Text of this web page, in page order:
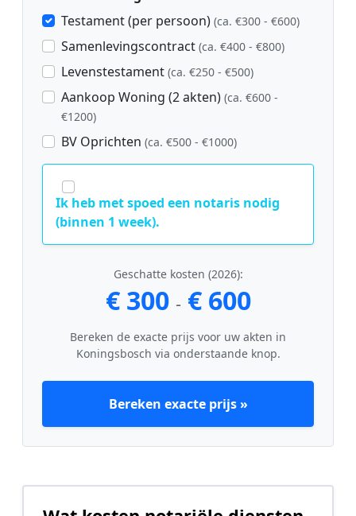
Testament (per persoon) (ca. €300 - €600)
Samenlevingscontract (ca. €400 - €800)
Levenstestament (ca. €250 - €500)
Aankoop Woning (2 akten) (ca. €600 -
€1200)
BV Oprichten (ca. €500 - €1000)
Ik heb met spoed een notaris nodig
(binnen 1 week).
Geschatte kosten (2026):
€ 300 - € 600
Bereken de exacte prijs voor uw akten in
Koningsbosch via onderstaande knop.
Bereken exacte prijs »